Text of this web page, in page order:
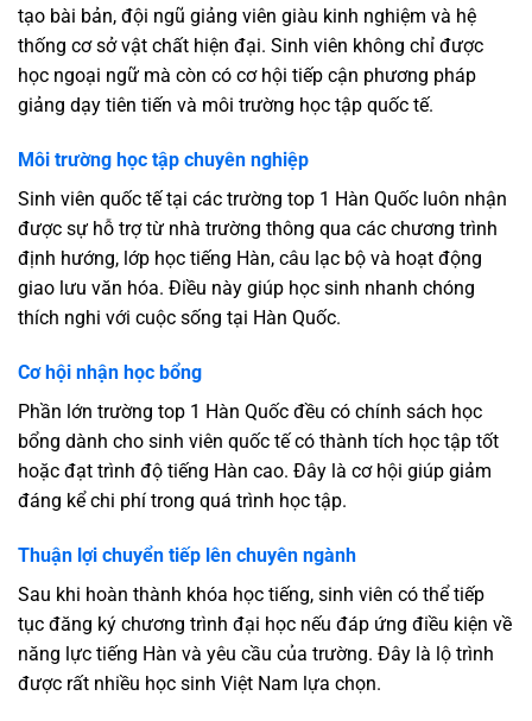
tạo bài bản, đội ngũ giảng viên giàu kinh nghiệm và hệ
thống cơ sở vật chất hiện đại. Sinh viên không chỉ được
học ngoại ngữ mà còn có cơ hội tiếp cận phương pháp
giảng dạy tiên tiến và môi trường học tập quốc tế.
Môi trường học tập chuyên nghiệp
Sinh viên quốc tế tại các trường top 1 Hàn Quốc luôn nhận
được sự hỗ trợ từ nhà trường thông qua các chương trình
định hướng, lớp học tiếng Hàn, câu lạc bộ và hoạt động
giao lưu văn hóa. Điều này giúp học sinh nhanh chóng
thích nghi với cuộc sống tại Hàn Quốc.
Cơ hội nhận học bổng
Phần lớn trường top 1 Hàn Quốc đều có chính sách học
bổng dành cho sinh viên quốc tế có thành tích học tập tốt
hoặc đạt trình độ tiếng Hàn cao. Đây là cơ hội giúp giảm
đáng kể chi phí trong quá trình học tập.
Thuận lợi chuyển tiếp lên chuyên ngành
Sau khi hoàn thành khóa học tiếng, sinh viên có thể tiếp
tục đăng ký chương trình đại học nếu đáp ứng điều kiện về
năng lực tiếng Hàn và yêu cầu của trường. Đây là lộ trình
được rất nhiều học sinh Việt Nam lựa chọn.